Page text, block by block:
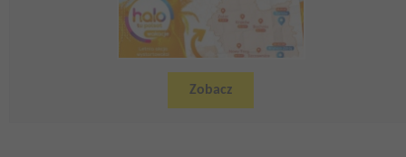
Zobacz